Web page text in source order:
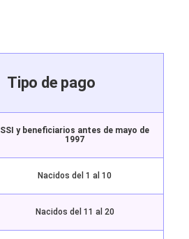
Tipo de pago
SSI y beneficiarios antes de mayo de
1997
Nacidos del 1 al 10
Nacidos del 11 al 20